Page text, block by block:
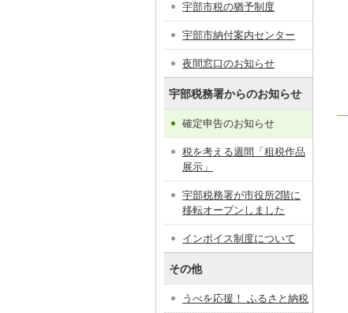
宇部市税の猶予制度
宇部市納付案内センター
夜間窓口のお知らせ
宇部税務署からのお知らせ
確定申告のお知らせ
税を考える週間「租税作品
展示」
宇部税務署が市役所2階に
移転オープンしました
インボイス制度について
その他
うべを応援！ ふるさと納税